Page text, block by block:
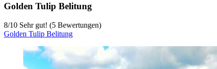
Golden Tulip Belitung
8/10 Sehr gut! (5 Bewertungen)
Golden Tulip Belitung